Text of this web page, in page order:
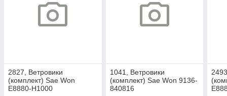
2827, Ветровики
(комплект) Sae Won
E8880-H1000
1041, Ветровики
(комплект) Sae Won 9136-
840816